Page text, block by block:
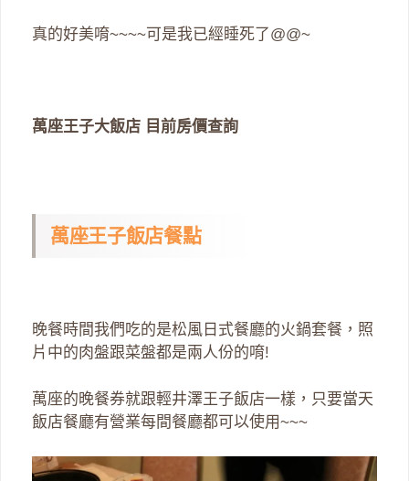
真的好美唷~~~~可是我已經睡死了@@~
萬座王子大飯店 目前房價查詢
萬座王子飯店餐點
晚餐時間我們吃的是松風日式餐廳的火鍋套餐，照
片中的肉盤跟菜盤都是兩人份的唷!
萬座的晚餐券就跟輕井澤王子飯店一樣，只要當天
飯店餐廳有營業每間餐廳都可以使用~~~